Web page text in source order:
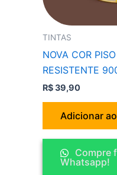
TINTAS
NOVA COR
RESISTENTE
R$39,90
Adicionar
Compre
Whatsapp!